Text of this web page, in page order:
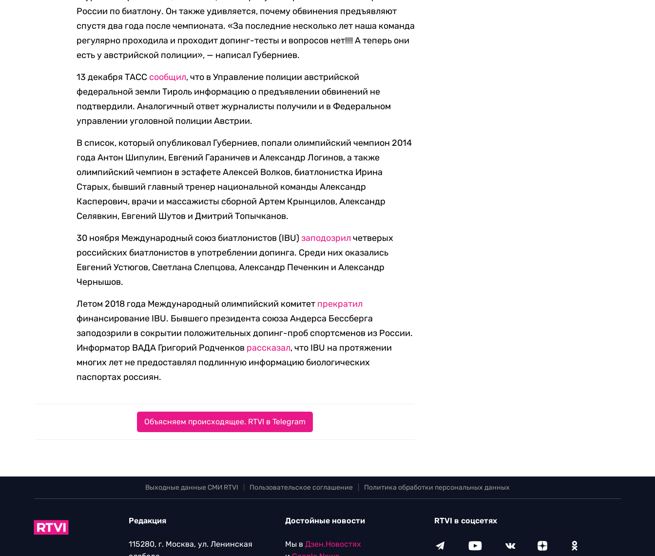
России по биатлону. Он также удивляется, почему обвинения предъявляют
спустя два года после чемпионата. «За последние несколько лет наша команда
регулярно проходила и проходит допинг-тесты и вопросов нет!!!! А теперь они
есть у австрийской полиции», — написал Губерниев.
13 декабря ТАСС сообщил, что в Управление полиции австрийской
федеральной земли Тироль информацию о предъявлении обвинений не
подтвердили. Аналогичный ответ журналисты получили и в Федеральном
управлении уголовной полиции Австрии.
В список, который опубликовал Губерниев, попали олимпийский чемпион 2014
года Антон Шипулин, Евгений Гараничев и Александр Логинов, а также
олимпийский чемпион в эстафете Алексей Волков, биатлонистка Ирина
Старых, бывший главный тренер национальной команды Александр
Касперович, врачи и массажисты сборной Артем Крынцилов, Александр
Селявкин, Евгений Шутов и Дмитрий Топычканов.
30 ноября Международный союз биатлонистов (IBU)заподозрил четверых
российских биатлонистов в употреблении допинга. Среди них оказались
Евгений Устюгов, Светлана Слепцова, Александр Печенкин и Александр
Чернышов.
Летом 2018 года Международный олимпийский комитет прекратил
финансирование IBU. Бывшего президента союза Андерса Бессберга
заподозрили в сокрытии положительных допинг-проб спортсменов из России.
Информатор ВАДА Григорий Родченков рассказал, что IBU на протяжении
многих лет не предоставлял подлинную информацию биологических
паспортах россиян.
Объясняем происходящее. RTVI в Telegram
Выходные данные СМИ RTVI Пользовательское соглашение Политика обработки персональных данных
Редакция
115280, г. Москва, ул. Ленинская
Достойные новости
Мы в Дзен.Новостях
RTVI в соцсетях